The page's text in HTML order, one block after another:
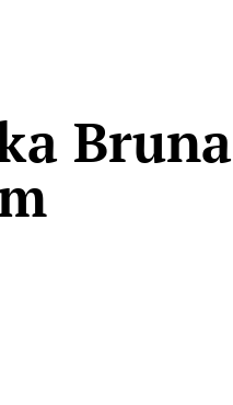
Bruna